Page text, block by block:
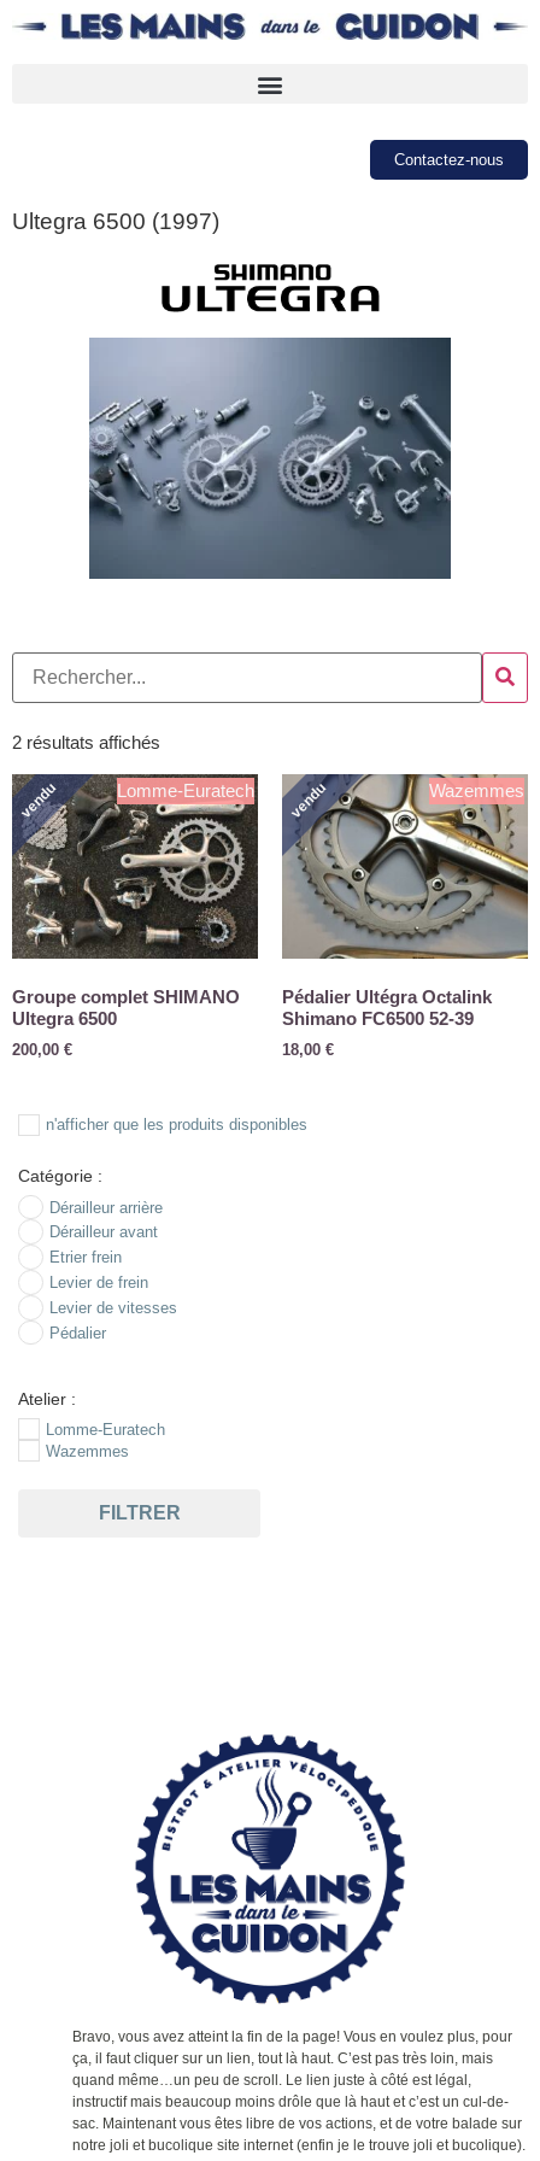
Contactez-nous
Ultegra 6500 (1997)
2 résultats affichés
Lomme-Euratech
vendu
Groupe complet SHIMANO
Ultegra 6500
200,00 €
Wazemmes
vendu
Pédalier Ultégra Octalink
Shimano FC6500 52-39
18,00 €
n'afficher que les produits disponibles
Catégorie :
Dérailleur arrière
Dérailleur avant
Etrier frein
Levier de frein
Levier de vitesses
Pédalier
Atelier :
Lomme-Euratech
Wazemmes
FILTRER
Bravo, vous avez atteint la fin de la page! Vous en voulez plus, pour
ça, il faut cliquer sur un lien, tout là haut. C’est pas très loin, mais
quand même…un peu de scroll. Le lien juste à côté est légal,
instructif mais beaucoup moins drôle que là haut et c’est un cul-de-
sac. Maintenant vous êtes libre de vos actions, et de votre balade sur
notre joli et bucolique site internet (enfin je le trouve joli et bucolique).